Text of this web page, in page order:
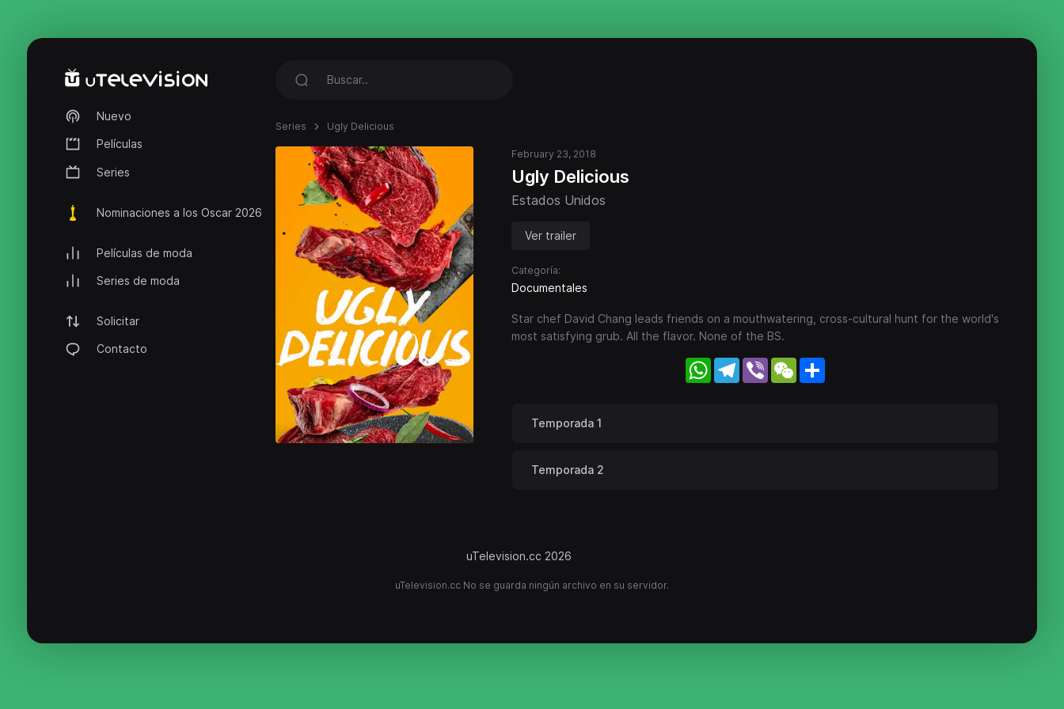
Nuevo
Películas
Series
Nominaciones a los Oscar 2026
Películas de moda
Series de moda
Solicitar
Contacto
Series Ugly Delicious
February 23, 2018
Ugly Delicious
Estados Unidos
Ver trailer
Categoría:
Documentales
Star chef David Chang leads friends on a mouthwatering, cross-cultural hunt for the world's
most satisfying grub. All the flavor. None of the BS.
WhatsApp
Telegram
Viber WeChat
Temporada 1
Temporada 2
uTelevision.cc 2026
uTelevision.cc No se guarda ningún archivo en su servidor.